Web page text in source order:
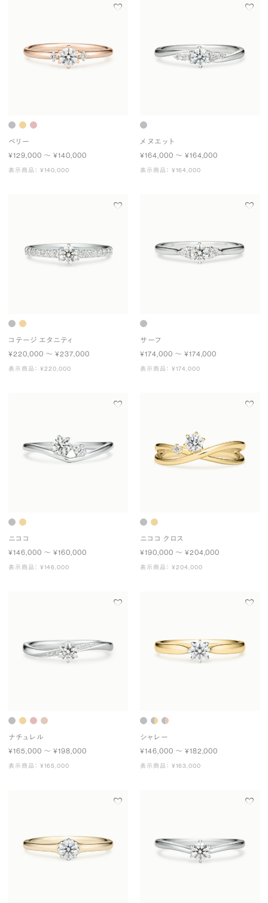
ベリー
¥129,000 〜 ¥140,000
表示商品： ¥140,000
メヌエット
¥164,000 〜 ¥164,000
表示商品： ¥164,000
コテージ エタニティ
¥220,000 〜 ¥237,000
表示商品： ¥220,000
サーフ
¥174,000 〜 ¥174,000
表示商品： ¥174,000
ニココ
¥146,000 〜 ¥160,000
表示商品： ¥146,000
ニココ クロス
¥190,000 〜 ¥204,000
表示商品： ¥204,000
ナチュレル
¥165,000 〜 ¥198,000
表示商品： ¥165,000
シャレー
¥146,000 〜 ¥182,000
表示商品： ¥163,000